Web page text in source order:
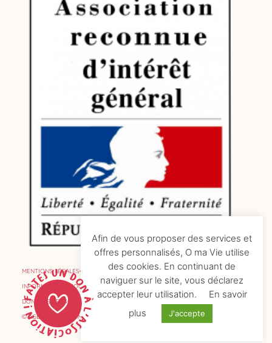
MENTIONS LÉGALES
INFORMATIONS COOKIES
DONNÉES PERSONNELLES
© AGENCE DE COMMUNICATION
Afin de vous proposer des services et
offres personnalisés, O ma Vie utilise
des cookies. En continuant de
naviguer sur le site, vous déclarez
accepter leur utilisation.
En savoir
plus
J'accepte